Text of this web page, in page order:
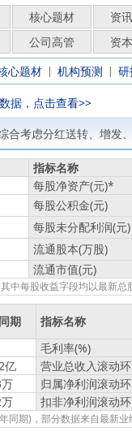
核心题材
资
公司高管
资
心题材 | 机构预测 |
据，点击查看>>
合考虑分红送转、增发
指标名称
每股净资产(元)*
每股公积金(元)
每股未分配利润(元)
流通股本(万股)
流通市值(元)
中每股收益字段均以最新
期
指标名称
毛利率(%)
亿
营业总收入滚动
归属净利润滚动
扣非净利润滚动
同期)，部分数据来自最新业